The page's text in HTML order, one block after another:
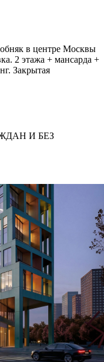
в центре Москвы
2 этажа + мансарда +
Закрытая
И БЕЗ